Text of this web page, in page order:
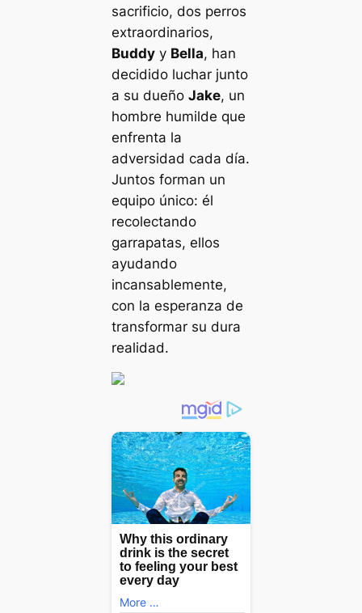
sacrificio, dos perros
extraordinarios,
Buddyy Bella, han
decidido luchar junto
a su dueño Jake, un
hombre humilde que
enfrenta la
adversidad cada día.
Juntos forman un
equipo único: él
recolectando
garrapatas, ellos
ayudando
incansablemente,
con la esperanza de
transformar su dura
realidad.